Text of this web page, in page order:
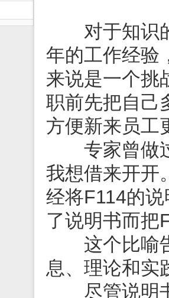
对于知识的
年的工作经验
来说是一个挑
职前先把自己
方便新来员工
专家曾做过
我想借来开开
经将F114的
了说明书而把
这个比喻告
息、理论和实
尽管说明书